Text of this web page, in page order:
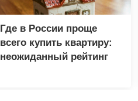
Где в России проще
всего купить квартиру:
неожиданный рейтинг